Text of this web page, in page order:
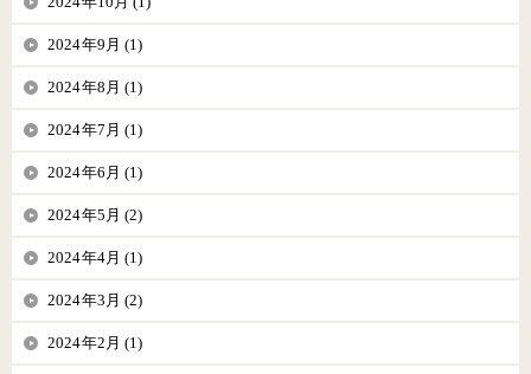
2024年9月 (1)
2024年8月 (1)
2024年7月 (1)
2024年6月 (1)
2024年5月 (2)
2024年4月 (1)
2024年3月 (2)
2024年2月 (1)